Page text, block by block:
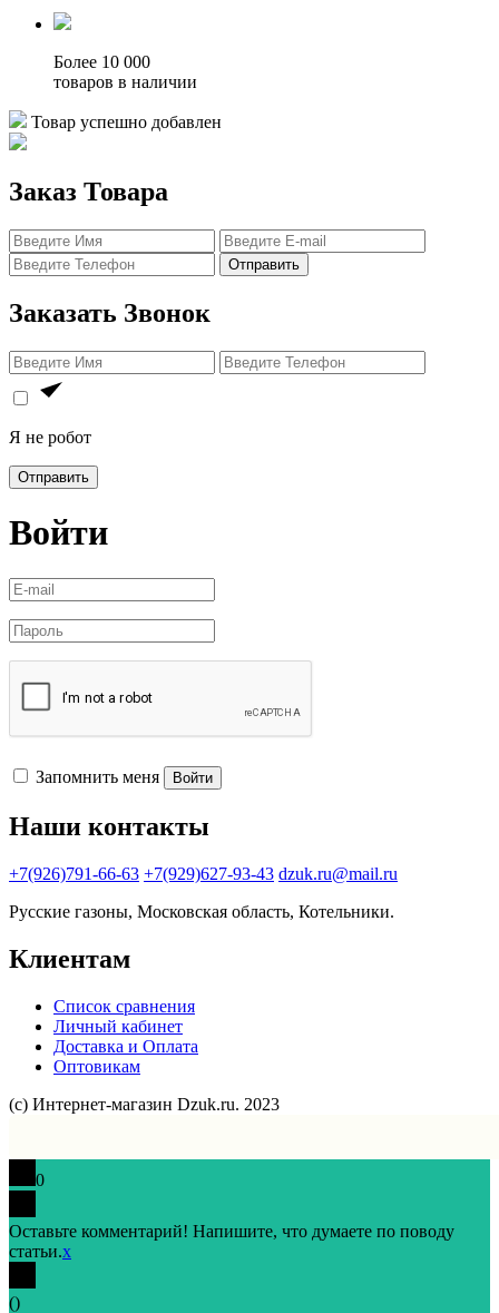
Более 10 000
товаров в наличии
Товар успешно добавлен
Заказ Товара
Отправить
Заказать Звонок
Я не робот
Отправить
Войти
Запомнить меня Войти
Наши контакты
+7(926)791-66-63 +7(929)627-93-43 dzuk.ru@mail.ru
Русские газоны, Московская область, Котельники.
Клиентам
Список сравнения
Личный кабинет
Доставка и Оплата
Оптовикам
(с) Интернет-магазин Dzuk.ru. 2023
0
Оставьте комментарий! Напишите, что думаете по поводу
статьи.x
()